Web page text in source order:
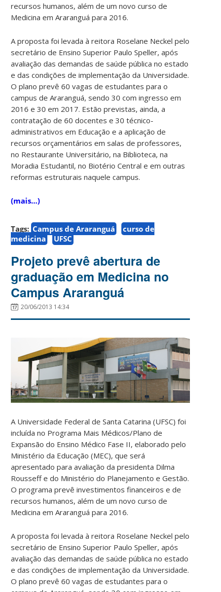
recursos humanos, além de um novo curso de
Medicina em Araranguá para 2016.
A proposta foi levada à reitora Roselane Neckel pelo
secretário de Ensino Superior Paulo Speller, após
avaliação das demandas de saúde pública no estado
e das condições de implementação da Universidade.
O plano prevê 60 vagas de estudantes para o
campus de Araranguá, sendo 30 com ingresso em
2016 e 30 em 2017. Estão previstas, ainda, a
contratação de 60 docentes e 30 técnico-
administrativos em Educação e a aplicação de
recursos orçamentários em salas de professores,
no Restaurante Universitário, na Biblioteca, na
Moradia Estudantil, no Biotério Central e em outras
reformas estruturais naquele campus.
(mais…)
Tags: Campus de Araranguá
curso de
medicina
UFSC
Projeto prevê abertura de
graduação em Medicina no
Campus Araranguá
20/06/2013 14:34
A Universidade Federal de Santa Catarina (UFSC) foi
incluída no Programa Mais Médicos/Plano de
Expansão do Ensino Médico Fase II, elaborado pelo
Ministério da Educação (MEC), que será
apresentado para avaliação da presidenta Dilma
Rousseff e do Ministério do Planejamento e Gestão.
O programa prevê investimentos financeiros e de
recursos humanos, além de um novo curso de
Medicina em Araranguá para 2016.
A proposta foi levada à reitora Roselane Neckel pelo
secretário de Ensino Superior Paulo Speller, após
avaliação das demandas de saúde pública no estado
e das condições de implementação da Universidade.
O plano prevê 60 vagas de estudantes para o